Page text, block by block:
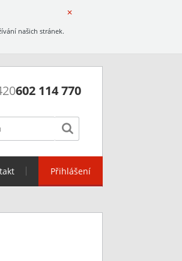
✕
našich stránek.
602 114 770

Přihlášení